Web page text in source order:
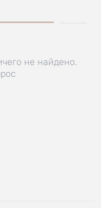
не найдено.